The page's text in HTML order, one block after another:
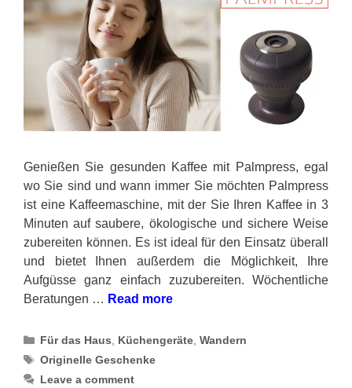
Genießen Sie gesunden Kaffee mit Palmpress, egal
wo Sie sind und wann immer Sie möchten Palmpress
ist eine Kaffeemaschine, mit der Sie Ihren Kaffee in 3
Minuten auf saubere, ökologische und sichere Weise
zubereiten können. Es ist ideal für den Einsatz überall
und bietet Ihnen außerdem die Möglichkeit, Ihre
Aufgüsse ganz einfach zuzubereiten. Wöchentliche
Beratungen … Read more
Categories
Für das Haus, Küchengeräte,Wandern
Tags
Originelle Geschenke
Leave a comment